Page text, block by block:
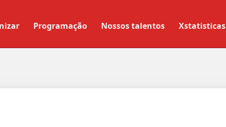
Programação Nossos talentos Xstatisticas